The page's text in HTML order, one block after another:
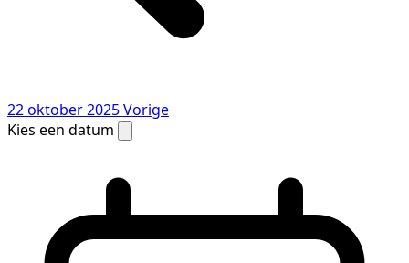
22 oktober 2025Vorige
Kies een datum